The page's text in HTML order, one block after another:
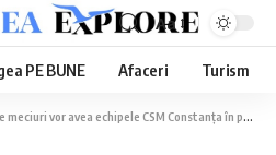
Aa
PE BUNE Afaceri Turism
meciuri vor avea echipele CSM Constanța în primul weekend din noiembrie